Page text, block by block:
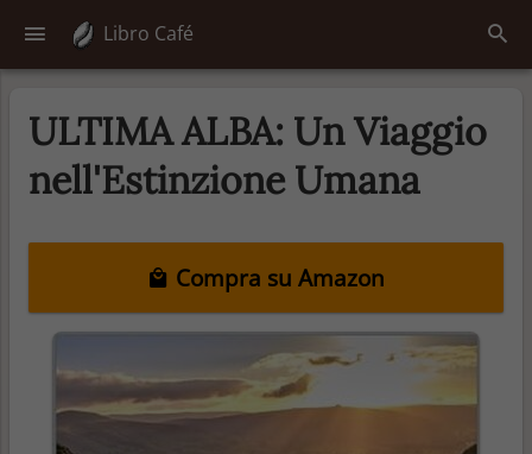
Libro Café
ULTIMA ALBA: Un Viaggio
nell'Estinzione Umana
Compra su Amazon